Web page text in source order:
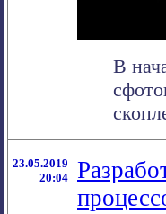
В
23.05.2019
20:04